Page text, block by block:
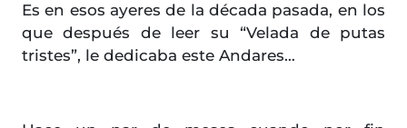
Es en esos ayeres de la década pasada, en los
que después de leer su “Velada de putas
tristes”, le dedicaba este Andares…